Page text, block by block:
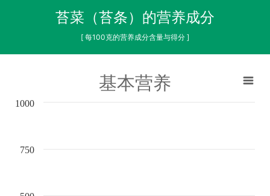
苔菜（苔条）的营养成分
[ 每100克的营养成分含量与得分 ]
基本营养
750
1000